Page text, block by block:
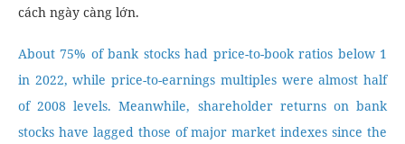
cách ngày càng lớn.
About 75% of bank stocks had price-to-book ratios below 1
in 2022, while price-to-earnings multiples were almost half
of 2008 levels. Meanwhile, shareholder returns on bank
stocks have lagged those of major market indexes since the